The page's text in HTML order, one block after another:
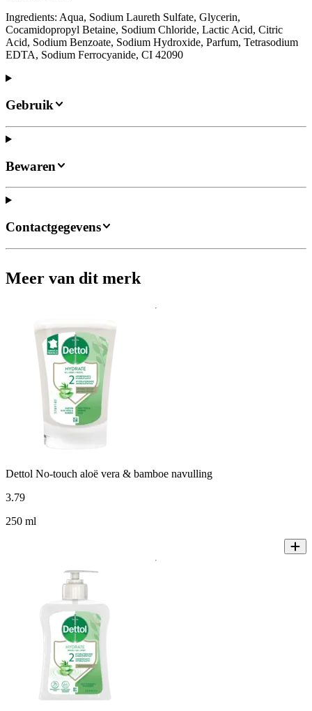
Ingredients: Aqua, Sodium Laureth Sulfate, Glycerin,
Cocamidopropyl Betaine, Sodium Chloride, Lactic Acid, Citric
Acid, Sodium Benzoate, Sodium Hydroxide, Parfum, Tetrasodium
EDTA, Sodium Ferrocyanide, CI 42090
Gebruik
Bewaren
Contactgegevens
Meer van dit merk
Dettol No-touch aloë vera & bamboe navulling
3.79
250 ml